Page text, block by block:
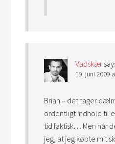
Vadskær
19. juni 2009
Brian – det tager
ordentligt indhold til
tid faktisk… Men når
jeg, at jeg købte mit